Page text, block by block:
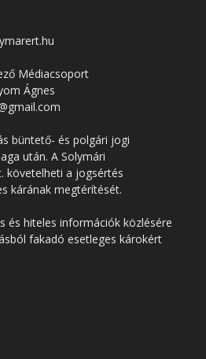
Médiacsoport
Ágnes
büntető- és polgári jogi
után. A Solymári
követelheti a jogsértés
kárának megtérítését.
és hiteles információk közlésére
fakadó esetleges károkért